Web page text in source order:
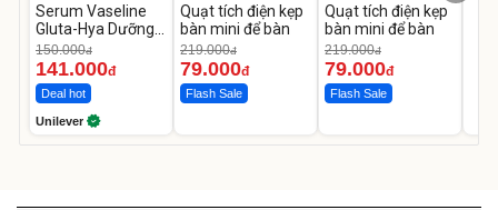
Serum Vaseline
Gluta-Hya Dưỡng
Da Sáng Mịn Sau 7
Ngày
150.000đ
141.000đ
Deal hot
Unilever
Quạt tích điện kẹp
bàn mini để bàn
219.000đ
79.000đ
Flash Sale
Quạt tích điện kẹp
bàn mini để bàn
219.000đ
79.000đ
Flash Sale